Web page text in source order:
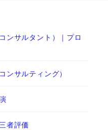
ンサルタント）｜プロ
ンサルティング）
者評価